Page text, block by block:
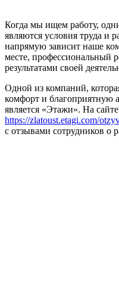
Когда мы ищем работу,
являются условия труда и
напрямую зависит наше
месте, профессиональный
результатами своей
Одной из компаний,
комфорт и благоприятную
является «Этажи». На
https://zlatoust.etagi.com/
с отзывами сотрудников о